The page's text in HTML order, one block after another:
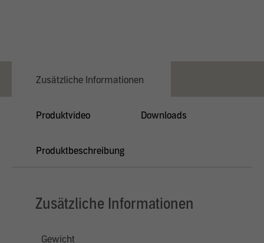
Zusätzliche Informationen
Produktvideo Downloads
Produktbeschreibung
Zusätzliche Informationen
Gewicht